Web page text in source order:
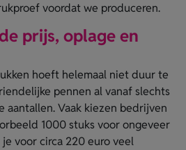
voordat we produceren.
prijs, oplage en
hoeft helemaal niet duur te
pennen al vanaf slechts
aantallen. Vaak kiezen bedrijven
1000 stuks voor ongeveer
voor circa 220 euro veel